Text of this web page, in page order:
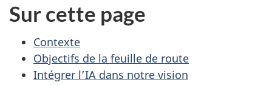
Sur cette page
Contexte
Objectifs de la feuille de route
Intégrer l’IA dans notre vision